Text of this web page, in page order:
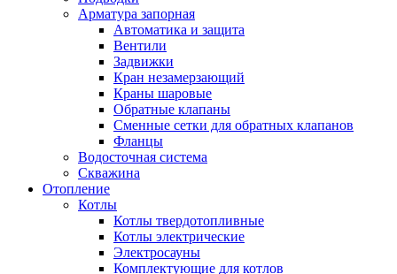
Арматура запорная
Автоматика и защита
Вентили
Задвижки
Кран незамерзающий
Краны шаровые
Обратные клапаны
Сменные сетки для обратных клапанов
Фланцы
Водосточная система
Скважина
Отопление
Котлы
Котлы твердотопливные
Котлы электрические
Электросауны
Комплектующие для котлов